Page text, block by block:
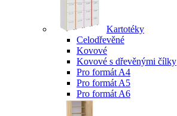
Kartotéky
Celodřevěné
Kovové
Kovové s dřevěnými čílky
Pro formát A4
Pro formát A5
Pro formát A6